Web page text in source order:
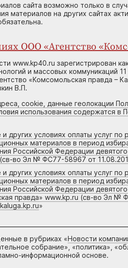
сайта возможно только в
материалов на других сайтах
ООО «Агентство
www.kp40.ru зарегистрирован
и массовых коммуникаций
«Комсомольская правда –
В.П.
cookie, данные геолокации
использования содержатся в
других условиях оплаты услуг
материалов в период
Российской Федерации
во Эл № ФС77-58967 от
других условиях оплаты услуг
материалов в период
Российской Федерации
правда» www.kp.ru (св-во Эл №
»
в рубриках «Новости
собрание», «политика»,
информационной основе.